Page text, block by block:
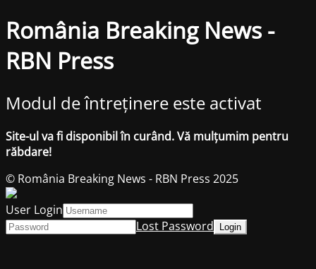
România Breaking News -
RBN Press
Modul de întreținere este activat
Site-ul va fi disponibil în curând. Vă mulțumim pentru
răbdare!
© România Breaking News - RBN Press 2025
User Login
Lost Password